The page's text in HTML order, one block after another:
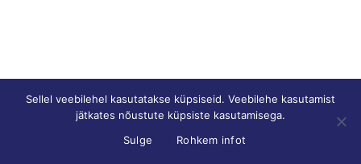
Sellel veebilehel kasutatakse küpsiseid. Veebilehe kasutamist
jätkates nõustute küpsiste kasutamisega.
Sulge
Rohkem infot